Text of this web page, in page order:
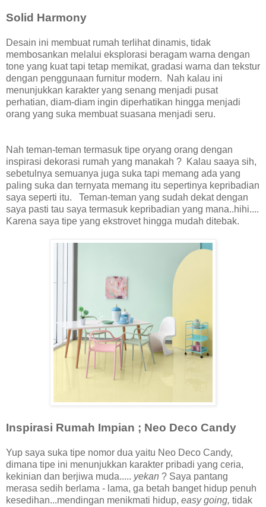
Solid Harmony
Desain ini membuat rumah terlihat dinamis, tidak
membosankan melalui eksplorasi beragam warna dengan
tone yang kuat tapi tetap memikat, gradasi warna dan tekstur
dengan penggunaan furnitur modern. Nah kalau ini
menunjukkan karakter yang senang menjadi pusat
perhatian, diam-diam ingin diperhatikan hingga menjadi
orang yang suka membuat suasana menjadi seru.
Nah teman-teman termasuk tipe oryang orang dengan
inspirasi dekorasi rumah yang manakah ? Kalau saaya sih,
sebetulnya semuanya juga suka tapi memang ada yang
paling suka dan ternyata memang itu sepertinya kepribadian
saya seperti itu. Teman-teman yang sudah dekat dengan
saya pasti tau saya termasuk kepribadian yang mana..hihi....
Karena saya tipe yang ekstrovet hingga mudah ditebak.
Inspirasi Rumah Impian ; Neo Deco Candy
Yup saya suka tipe nomor dua yaitu Neo Deco Candy,
dimana tipe ini menunjukkan karakter pribadi yang ceria,
kekinian dan berjiwa muda..... yekan ? Saya pantang
merasa sedih berlama - lama, ga betah banget hidup penuh
kesedihan...mendingan menikmati hidup, easy going, tidak